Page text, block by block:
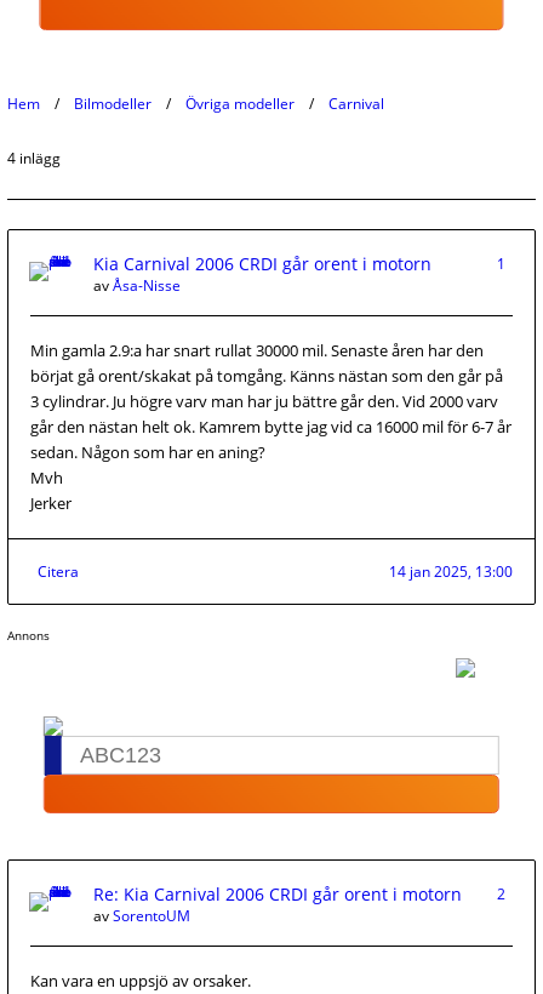
Hem Bilmodeller Övriga modeller Carnival
4 inlägg
Kia Carnival 2006 CRDI går orent i motorn
1
avÅsa-Nisse
Min gamla 2.9:a har snart rullat 30000 mil. Senaste åren har den
börjat gå orent/skakat på tomgång. Känns nästan som den går på
3 cylindrar. Ju högre varv man har ju bättre går den. Vid 2000 varv
går den nästan helt ok. Kamrem bytte jag vid ca 16000 mil för 6-7 år
sedan. Någon som har en aning?
Mvh
Jerker
Citera 14 jan 2025, 13:00
Annons
Re: Kia Carnival 2006 CRDI går orent i motorn
2
avSorentoUM
Kan vara en uppsjö av orsaker.